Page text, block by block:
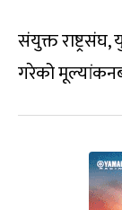
संयुक्त
गरेको